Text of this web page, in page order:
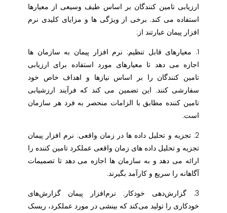
ارزیابی تامین کنندگان بر اساس طیف وسیعی از معیارها
استفاده می کند. برخی از ویژگی ها و مزایای کلیدی نرم
افزار پیمان عبارتند از:
1. معیارهای قابل تنظیم: نرم افزار پیمان به سازمان ها
اجازه می دهد تا معیارهای مورد استفاده برای ارزیابی
تامین کنندگان را بر اساس نیازها و اهداف خاص خود
سفارشی کنند. این تضمین می کند که فرآیند ارزشیابی
تامین کننده مطابق با الزامات منحصر به فرد هر سازمان
است.
2. تجزیه و تحلیل داده ها در زمان واقعی: نرم افزار پیمان
تجزیه و تحلیل داده های زمان واقعی عملکرد تامین کننده را
ارائه می دهد و به سازمان ها اجازه می دهد تا تصمیمات
آگاهانه را سریع و کارآمد بگیرند.
3. گزارش‌دهی خودکار: نرم‌افزار پیمان گزارش‌های
خودکاری را تولید می‌کند که بینشی در مورد عملکرد، ریسک